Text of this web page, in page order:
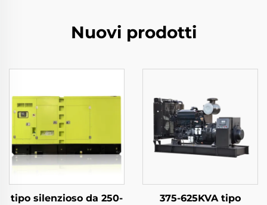
Nuovi prodotti
tipo silenzioso da 250-
375-625KVA tipo